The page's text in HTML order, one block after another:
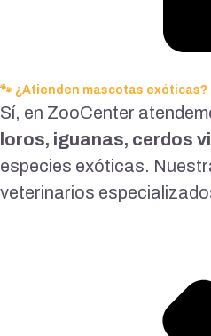
🐾 ¿Atienden mascotas exóticas?
Sí, en ZooCenter
loros, iguanas, cerdos
especies exóticas.
veterinarios